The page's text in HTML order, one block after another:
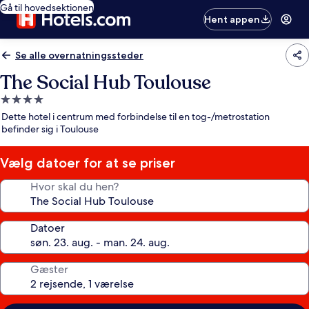
Gå til hovedsektionen
Hent appen
Se alle overnatningssteder
The Social Hub Toulouse
4.0-
stjernet
overnatningssted
Dette hotel i centrum med forbindelse til en tog-/metrostation
befinder sig i Toulouse
Vælg datoer for at se priser
Hvor skal du hen?
Datoer
Gæster